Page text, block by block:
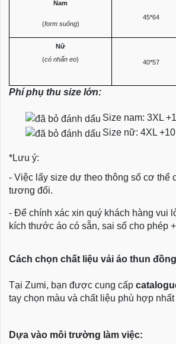
Nam
45*64
(form suông)
Nữ
40*57
(có nhấn eo)
Phí phụ thu size lớn:
Size nam: 3XL
Size nữ: 4XL
*Lưu ý:
- Việc lấy size dự theo thông số cơ thể
tương đối.
- Để chính xác xin quý khách hàng vui
kích thước áo có sẵn, sai số cho phép
Cách chọn chất liệu vải áo thun
Tại Zumi, bạn được cung cấp
tay chọn màu và chất liệu phù hợp nhất
Dựa vào môi trường làm việc: